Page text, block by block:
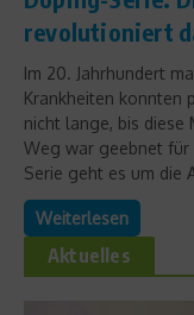
revolutioniert
Im 20. Jahrhundert
Krankheiten konnten
nicht lange, bis diese
Weg war geebnet für
Serie geht es um die
Weiterlesen
Aktuelles